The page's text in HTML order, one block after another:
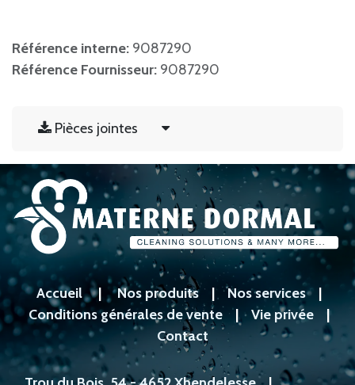
Référence interne: 9087290
Référence Fournisseur: 9087290
Pièces jointes
Accueil|Nos produits|Nos services|
Conditions générales de vente | Vie privée |
Contact